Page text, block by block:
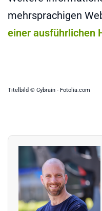
mehrsprachigen
einer ausführlichen
Titelbild © Cybrain - Fotolia.com